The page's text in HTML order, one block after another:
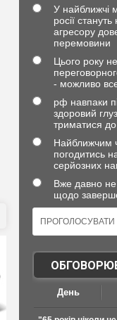
У найближчі
росії
агресору
перемовини
Цього року
- можливо
рф навпаки
здоровий
триматися
Найближчим
погодитись
серйозних
Вже давно
щодо
День